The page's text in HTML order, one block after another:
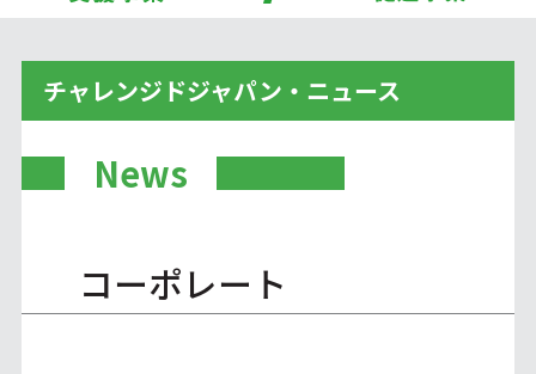
チャレンジドジャパン・ニュース
News
コーポレート